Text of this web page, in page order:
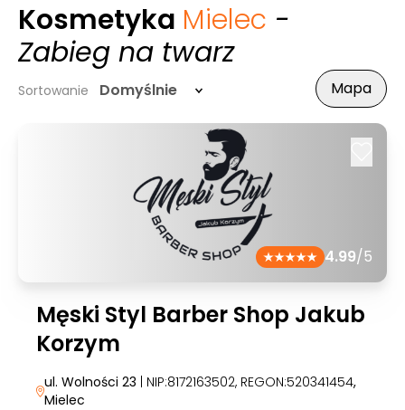
Kosmetyka Mielec -
Zabieg na twarz
Sortowanie Domyślnie Mapa
4.99/5
Męski Styl Barber Shop Jakub
Korzym
ul. Wolności 23 | NIP:8172163502, REGON:520341454,
Mielec